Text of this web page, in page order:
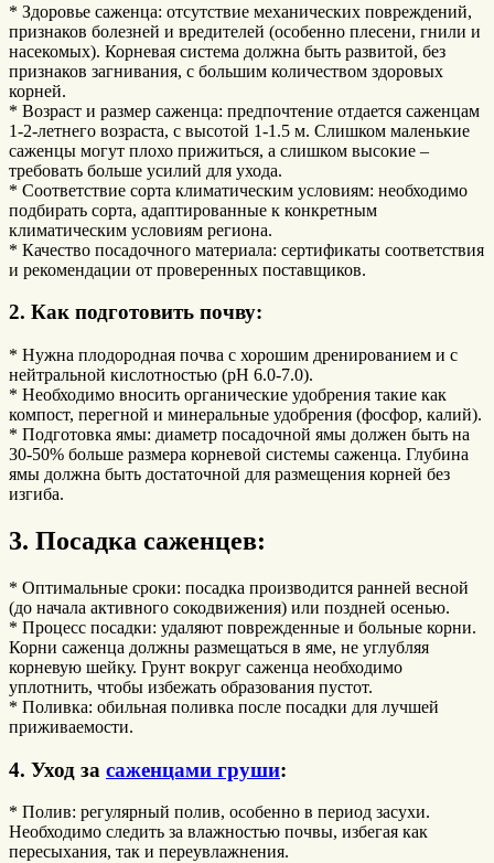
* Здоровье саженца: отсутствие механических повреждений,
признаков болезней и вредителей (особенно плесени, гнили и
насекомых). Корневая система должна быть развитой, без
признаков загнивания, с большим количеством здоровых
корней.
* Возраст и размер саженца: предпочтение отдается саженцам
1-2-летнего возраста, с высотой 1-1.5 м. Слишком маленькие
саженцы могут плохо прижиться, а слишком высокие –
требовать больше усилий для ухода.
* Соответствие сорта климатическим условиям: необходимо
подбирать сорта, адаптированные к конкретным
климатическим условиям региона.
* Качество посадочного материала: сертификаты соответствия
и рекомендации от проверенных поставщиков.
2. Как подготовить почву:
* Нужна плодородная почва с хорошим дренированием и с
нейтральной кислотностью (pH 6.0-7.0).
* Необходимо вносить органические удобрения такие как
компост, перегной и минеральные удобрения (фосфор, калий).
* Подготовка ямы: диаметр посадочной ямы должен быть на
30-50% больше размера корневой системы саженца. Глубина
ямы должна быть достаточной для размещения корней без
изгиба.
3. Посадка саженцев:
* Оптимальные сроки: посадка производится ранней весной
(до начала активного сокодвижения) или поздней осенью.
* Процесс посадки: удаляют поврежденные и больные корни.
Корни саженца должны размещаться в яме, не углубляя
корневую шейку. Грунт вокруг саженца необходимо
уплотнить, чтобы избежать образования пустот.
* Поливка: обильная поливка после посадки для лучшей
приживаемости.
4. Уход за саженцами груши:
* Полив: регулярный полив, особенно в период засухи.
Необходимо следить за влажностью почвы, избегая как
пересыхания, так и переувлажнения.